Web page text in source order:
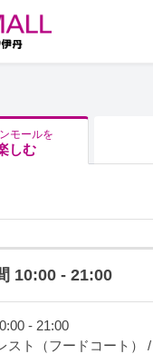
モールを
しむ
10:00 - 21:00
- 21:00
スト（フードコート）